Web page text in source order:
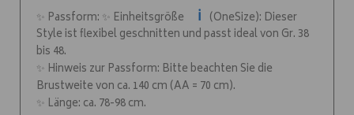
✨ Passform: ✨ Einheitsgröße
ℹ️ (OneSize): Dieser
Style ist flexibel geschnitten und passt ideal von Gr. 38
bis 48.
✨ Hinweis zur Passform: Bitte beachten Sie die
Brustweite von ca. 140 cm (AA = 70 cm).
✨ Länge: ca. 78-98 cm.